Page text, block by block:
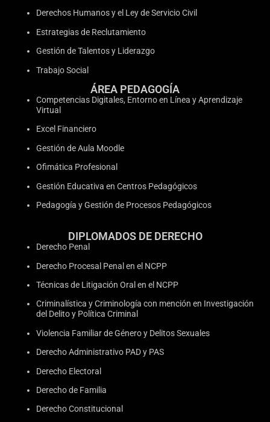
Derechos Humanos y el Ley de Servicio Civil
Estrategias de Reclutamiento
Gestión de Talentos y Liderazgo
Trabajo Social
ÁREA PEDAGOGÍA
Competencias Digitales, Entorno en Línea y Aprendizaje
Virtual
Excel Financiero
Gestión de Aula Moodle
Ofimática Profesional
Gestión Educativa en Centros Pedagógicos
Pedagogía y Gestión de Procesos Pedagógicos
DIPLOMADOS DE DERECHO
Derecho Penal
Derecho Procesal Penal en el NCPP
Técnicas de Litigación Oral en el NCPP
Criminalística y Criminología con mención en Investigación
del Delito y Política Criminal
Violencia Familiar de Género y Delitos Sexuales
Derecho Administrativo PAD y PAS
Derecho Electoral
Derecho de Familia
Derecho Constitucional